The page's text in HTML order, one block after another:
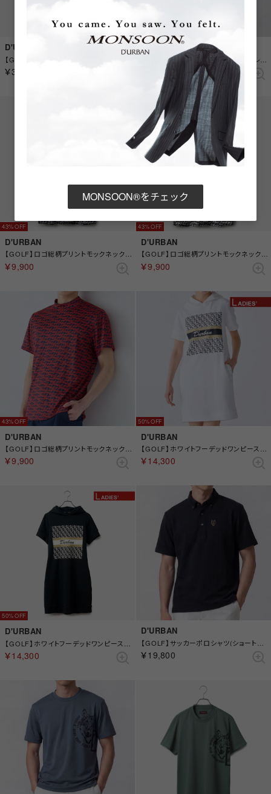
D'URBAN
￥39,600
D'URBAN
￥39,600
43%
D'URBAN
【GOLF】ロゴ総柄プリントモックネックカットソー(ショートスリーブ) （チャコール）
￥9,900
43%
D'URBAN
【GOLF】ロゴ総柄プリントモックネックカットソー(ショートスリーブ) （オフホワイト）
￥9,900
43%
D'URBAN
￥9,900
50%
D'URBAN
￥14,300
50%
D'URBAN
￥14,300
D'URBAN
￥19,800
MONSOON®をチェック